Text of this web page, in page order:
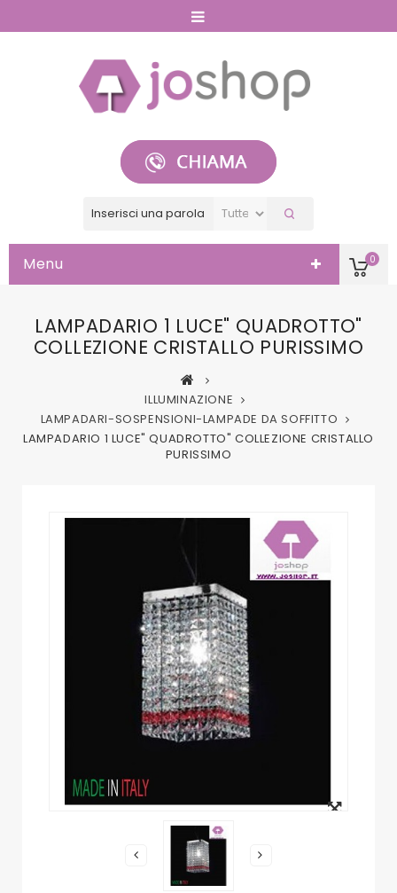
0
Menu
LAMPADARIO 1 LUCE" QUADROTTO"
COLLEZIONE CRISTALLO PURISSIMO
ILLUMINAZIONE
LAMPADARI-SOSPENSIONI-LAMPADE DA SOFFITTO
LAMPADARIO 1 LUCE" QUADROTTO" COLLEZIONE CRISTALLO
PURISSIMO